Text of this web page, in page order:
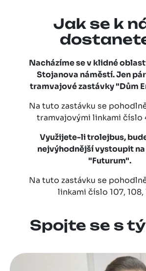
Jak se k
Nacházíme se v klidné
Stojanova náměstí.Jen
tramvajové zastávky "Dům
Na tuto zastávku se
tramvajovými linkami číslo
Využijete-li trolejbus,
nejvýhodnější vystoupit
"Futurum".
Na tuto zastávku se
linkami číslo 107, 108,
Spojte se s